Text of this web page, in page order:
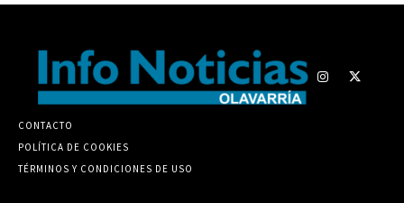
CONTACTO
POLÍTICA DE COOKIES
TÉRMINOS Y CONDICIONES DE USO